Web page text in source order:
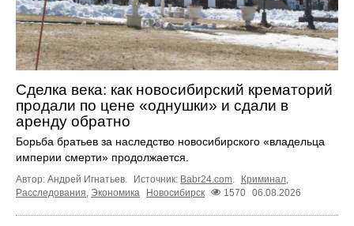
Сделка века: как новосибирский крематорий
продали по цене «однушки» и сдали в
аренду обратно
Борьба братьев за наследство новосибирского «владельца
империи смерти» продолжается.
Автор: Андрей Игнатьев. Источник: Babr24.com. Криминал,
Расследования, Экономика Новосибирск 1570 06.08.2026